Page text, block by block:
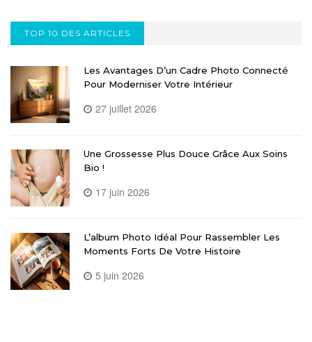
TOP 10 DES ARTICLES
Les Avantages D’un Cadre Photo Connecté
Pour Moderniser Votre Intérieur
27 juillet 2026
Une Grossesse Plus Douce Grâce Aux Soins
Bio !
17 juin 2026
L’album Photo Idéal Pour Rassembler Les
Moments Forts De Votre Histoire
5 juin 2026